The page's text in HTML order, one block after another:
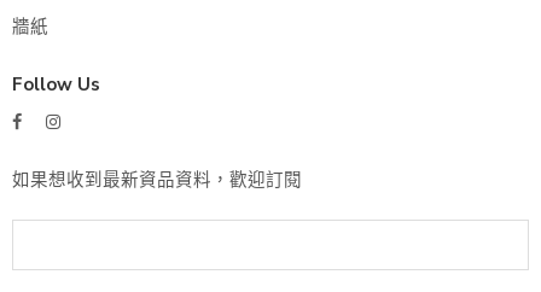
牆紙
Follow Us
如果想收到最新資品資料，歡迎訂閱